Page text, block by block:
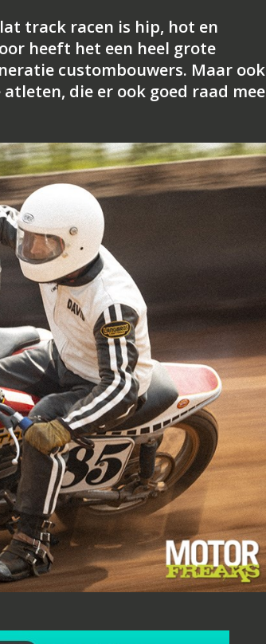
track racen is hip, hot en
heeft het een heel grote
custombouwers. Maar ook
die er ook goed raad mee